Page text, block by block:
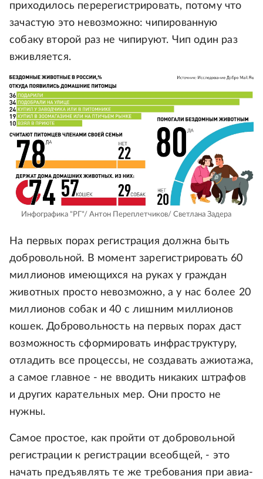
приходилось перерегистрировать, потому что
зачастую это невозможно: чипированную
собаку второй раз не чипируют. Чип один раз
вживляется.
Инфографика "РГ"/ Антон Переплетчиков/ Светлана Задера
На первых порах регистрация должна быть
добровольной. В момент зарегистрировать 60
миллионов имеющихся на руках у граждан
животных просто невозможно, а у нас более 20
миллионов собак и 40 с лишним миллионов
кошек. Добровольность на первых порах даст
возможность сформировать инфраструктуру,
отладить все процессы, не создавать ажиотажа,
а самое главное - не вводить никаких штрафов
и других карательных мер. Они просто не
нужны.
Самое простое, как пройти от добровольной
регистрации к регистрации всеобщей, - это
начать предъявлять те же требования при авиа-